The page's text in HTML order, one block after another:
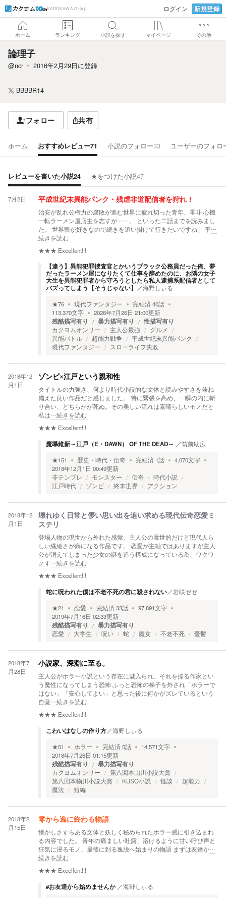
KADOKAWA Group ログイン 新規登録
ホーム ランキング 小説を探す マイページ その他
論理子
@ncr 2016年2月29日に登録
BBBBR14
フォロー 共有
ホーム おすすめレビュー71 小説のフォロー33 ユーザーのフォロ
レビューを書いた小説24 ★をつけた小説47
7月2日 平成世紀末異能パンク・残虐非道配信者を狩れ！
治安が乱れ公権力の腐敗が進む世界に疲れ切った青年、零斗 心機
一転ラーメン屋店主を志すが……。 といった二話までを読みまし
た。 世界観が好きなので続きを追い掛けて行きたいですね。 平…
続きを読む
★★★ Excellent!!!
【違う】異能犯罪捜査官とかいうブラック公務員だった俺、夢
だったラーメン屋になりたくて仕事を辞めたのに、お隣の女子
大生を異能犯罪者から守ろうとしたら私人逮捕系配信者として
バズってしまう【そうじゃない】
／海野しぃる
★76 現代ファンタジー 完結済40話
113,370文字 2026年7月26日 21:00更新
残酷描写有り 暴力描写有り 性描写有り
カクヨムオンリー 主人公最強
グルメ
異能バトル
超能力戦争
平成世紀末異能パンク
現代ファンタジー
スローライフ失敗
2018年12
月1日
ゾンビ×江戸という親和性
タイトルの力強さ、何より時代小説的な文体と読みやすさを兼ね
備えた良い作品だと感じました。 特に緊張を高め、一瞬の内に斬
り合い、どちらかが死ぬ。その美しい流れは素晴らしいモノだと
私は…続きを読む
★★★ Excellent!!!
魔導維新～江戸（E・DAWN） OF THE DEAD～ ／筑前助広
★151 歴史・時代・伝奇 完結済 1話 4,070文字
2018年12月1日 00:49更新
非テンプレ
モンスター 伝奇
時代小説
江戸時代
ゾンビ 終末世界 アクション
2018年12
月1日
壊れゆく日常と儚い思い出を追い求める現代伝奇恋愛ミ
ステリ
登場人物の現世から外れた感覚、主人公の厭世的だけど現代人ら
しい繊細さが癖になる作品です。 恋愛が主軸ではありますが主人
公が消えてしまった少女の謎を追う構成になっている為、ワクワ
クす…続きを読む
★★★ Excellent!!!
蛇に呪われた僕は不老不死の君に殺されない／岩咲ゼゼ
★21 恋愛 完結済33話 97,891文字
2019年7月16日 02:33更新
残酷描写有り 暴力描写有り
恋愛 大学生 呪い 蛇 魔女 不老不死 憂鬱
2018年7
月28日
小説家、深淵に至る。
主人公がホラー小説という存在に魅入られ、それを操る作家とい
う魔性になってしまう恐怖 ふっと恐怖の梯子を外され「ホラーで
はない」「安心してよい」と思った後に何かがズレているという
自覚…続きを読む
★★★ Excellent!!!
こわいはなしの作り方／海野しぃる
★51 ホラー 完結済5話 14,571文字
2018年7月26日 01:15更新
残酷描写有り 暴力描写有り
カクヨムオンリー
第八回本山川小説大賞
第八回本物川小説大賞
KUSO小説 怪談
超能力
魔法
短編
2018年2
月15日
零から逸に終わる物語
懐かしさすらある文体と妖しく秘められたホラー感に引き込まれ
る内容でした。 青年の痛ましい吐露、溶けるように甘い呼び声と
狂気に浸るモノ、最後に到る逸脱へ始まりの物語 まずは友達か…
続きを読む
★★★ Excellent!!!
#お友達から始めませんか ／海野しぃる